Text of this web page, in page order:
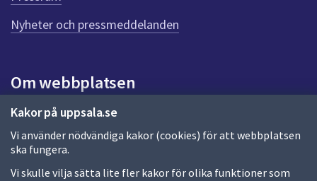
Kakor på uppsala.se
Vi använder nödvändiga kakor (cookies) för att webbplatsen
ska fungera.
Vi skulle vilja sätta lite fler kakor för olika funktioner som
n
a
a
Nyheter och pressmeddelanden
Om webbplatsen
Om webbplatsen
Allmänna handlingar och diarium
Behandling av personuppgifter